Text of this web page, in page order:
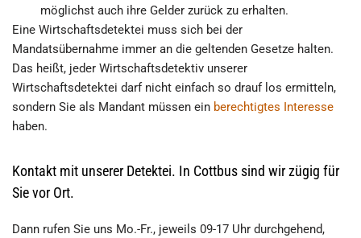
möglichst auch ihre Gelder zurück zu erhalten.
Eine Wirtschaftsdetektei muss sich bei der
Mandatsübernahme immer an die geltenden Gesetze halten.
Das heißt, jeder Wirtschaftsdetektiv unserer
Wirtschaftsdetektei darf nicht einfach so drauf los ermitteln,
sondern Sie als Mandant müssen ein berechtigtes Interesse
haben.
Kontakt mit unserer Detektei. In Cottbus sind wir zügig für
Sie vor Ort.
Dann rufen Sie uns Mo.-Fr., jeweils 09-17 Uhr durchgehend,